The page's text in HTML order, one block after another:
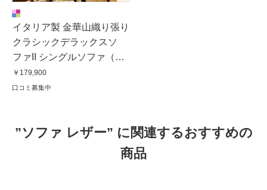
イタリア製 金華山織り張り
クラシックデラックスソ
ファII シングルソファ（１
人掛け）
￥179,900
口コミ募集中
”ソファ レザー” に関連するおすすめの
商品